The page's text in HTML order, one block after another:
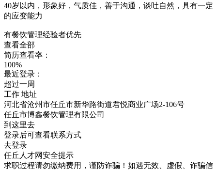
40岁以内，形象好，气质佳，善于沟通，谈吐自然，具有一定
的应变能力
有餐饮管理经验者优先
查看全部
简历查看率：
100%
最近登录：
超过一周
工作 地址
河北省沧州市任丘市新华路街道君悦商业广场2-106号
任丘市博鑫餐饮管理有限公司
到这里去
登录后可查看联系方式
去登录
任丘人才网安全提示
求职过程请勿缴纳费用，谨防诈骗！如遇无效、虚假、诈骗信